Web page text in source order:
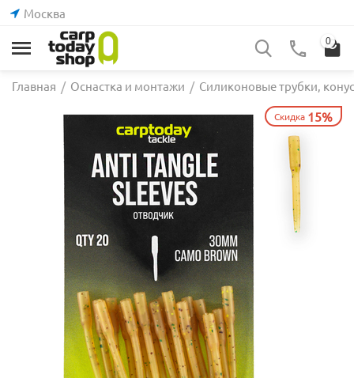
Москва
0
Главная / Оснастка и монтажи / Силиконовые трубки,
Скидка 15%